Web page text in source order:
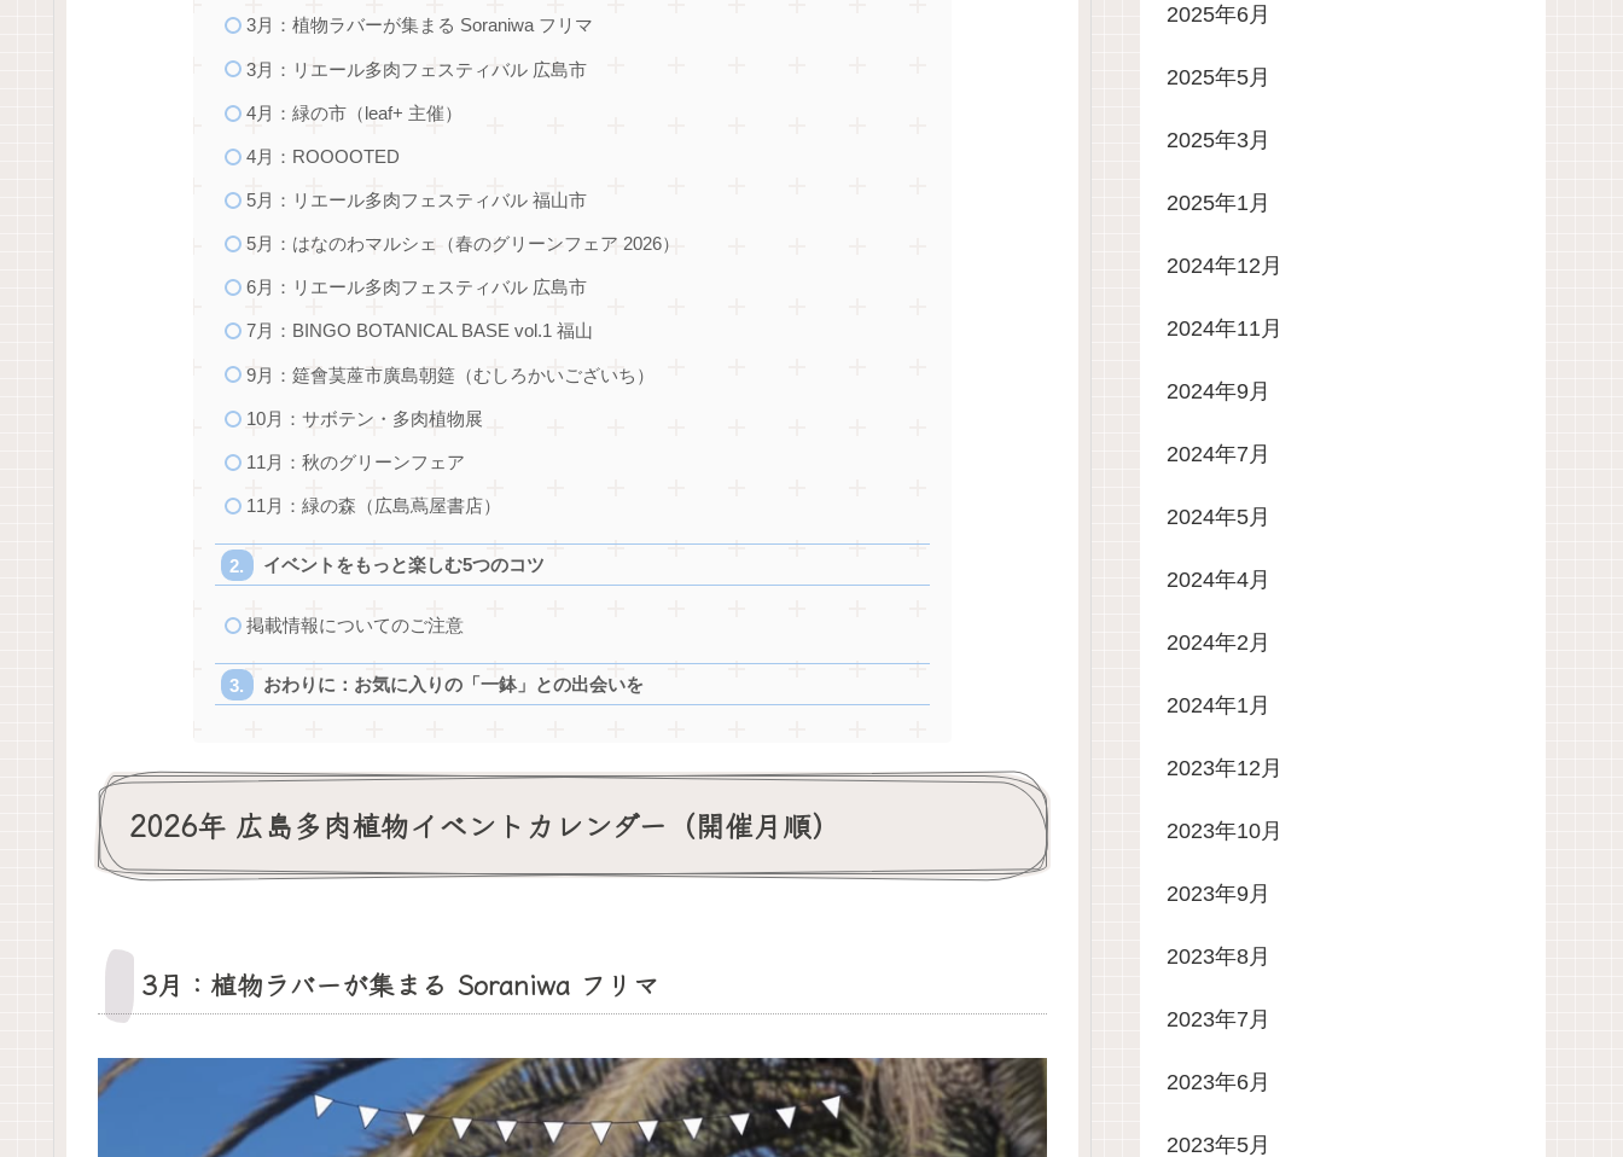
3月：植物ラバーが集まる Soraniwa フリマ
3月：リエール多肉フェスティバル 広島市
4月：緑の市（leaf+ 主催）
4月：ROOOOTED
5月：リエール多肉フェスティバル 福山市
5月：はなのわマルシェ（春のグリーンフェア 2026）
6月：リエール多肉フェスティバル 広島市
7月：BINGO BOTANICAL BASE vol.1 福山
9月：筵會茣蓙市廣島朝筵（むしろかいございち）
10月：サボテン・多肉植物展
11月：秋のグリーンフェア
11月：緑の森（広島蔦屋書店）
イベントをもっと楽しむ5つのコツ
掲載情報についてのご注意
おわりに：お気に入りの「一鉢」との出会いを
2026年 広島多肉植物イベントカレンダー（開催月順）
3月：植物ラバーが集まる Soraniwa フリマ
2025年6月
2025年5月
2025年3月
2025年1月
2024年12月
2024年11月
2024年9月
2024年7月
2024年5月
2024年4月
2024年2月
2024年1月
2023年12月
2023年10月
2023年9月
2023年8月
2023年7月
2023年6月
2023年5月